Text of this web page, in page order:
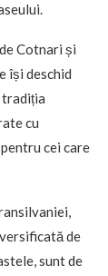
Cotnari și
își deschid
cu
cei care
de
sunt de